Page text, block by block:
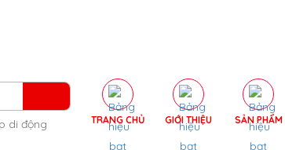
di động TRANG CHỦ GIỚI THIỆU SẢN PHẨM